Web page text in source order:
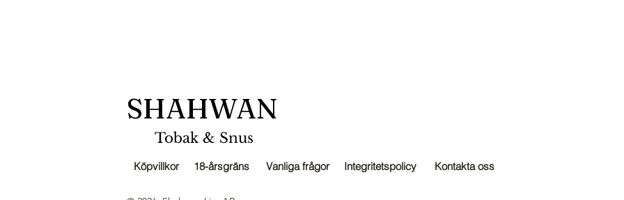
SHAHWAN
Tobak & Snus
Köpvillkor 18-årsgräns Vanliga frågor Integritetspolicy Kontakta oss